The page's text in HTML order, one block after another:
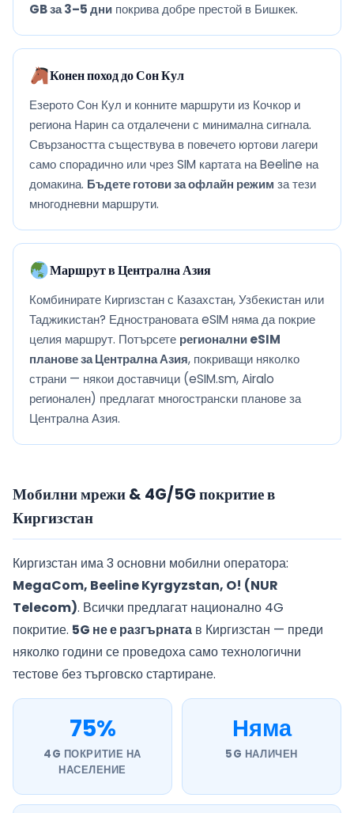
GB за 3–5 дни покрива добре престой в Бишкек.
Конен поход до Сон Кул
Езерото Сон Кул и конните маршрути из Кочкор и
региона Нарин са отдалечени с минимална сигнала.
Свързаността съществува в повечето юртови лагери
само спорадично или чрез SIM картата на Beeline на
домакина. Бъдете готови за офлайн режим за тези
многодневни маршрути.
Маршрут в Централна Азия
Комбинирате Киргизстан с Казахстан, Узбекистан или
Таджикистан? Еднострановата eSIM няма да покрие
целия маршрут. Потърсете регионални eSIM
планове за Централна Азия, покриващи няколко
страни — някои доставчици (eSIM.sm, Airalo
регионален) предлагат многострански планове за
Централна Азия.
Мобилни мрежи & 4G/5G покритие в
Киргизстан
Киргизстан има 3 основни мобилни оператора:
MegaCom, Beeline Kyrgyzstan, O! (NUR
Telecom). Всички предлагат национално 4G
покритие. 5G не е разгърната в Киргизстан — преди
няколко години се проведоха само технологични
тестове без търговско стартиране.
75%
4G ПОКРИТИЕ НА
НАСЕЛЕНИЕ
Няма
5G НАЛИЧЕН